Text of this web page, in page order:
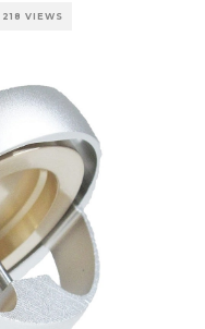
218 VIEWS